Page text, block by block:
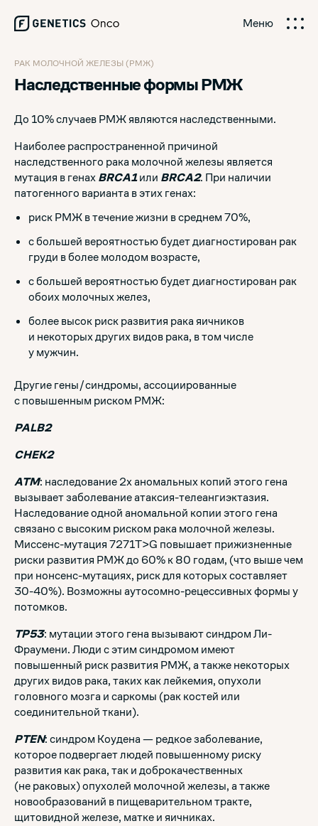
Меню
РАК МОЛОЧНОЙ ЖЕЛЕЗЫ (РМЖ)
Наследственные формы РМЖ
До 10% случаев РМЖ являются наследственными.
Наиболее распространенной причиной
наследственного рака молочной железы является
мутация в генахBRCA1или BRCA2. При наличии
патогенного варианта в этих генах:
риск РМЖ в течение жизни в среднем 70%,
с большей вероятностью будет диагностирован рак
груди в более молодом возрасте,
с большей вероятностью будет диагностирован рак
обоих молочных желез,
более высок риск развития рака яичников
и некоторых других видов рака, в том числе
у мужчин.
Другие гены/синдромы, ассоциированные
с повышенным риском РМЖ:
PALB2
CHEK2
ATM: наследование 2х аномальных копий этого гена
вызывает заболевание атаксия-телеангиэктазия.
Наследование одной аномальной копии этого гена
связано с высоким риском рака молочной железы.
Миссенс-мутация 7271T>G повышает прижизненные
риски развития РМЖ до 60% к 80 годам, (что выше чем
при нонсенс-мутациях, риск для которых составляет
30-40%). Возможны аутосомно-рецессивных формы у
потомков.
TP53: мутации этого гена вызывают синдром Ли-
Фраумени. Люди с этим синдромом имеют
повышенный риск развития РМЖ, а также некоторых
других видов рака, таких как лейкемия, опухоли
головного мозга и саркомы (рак костей или
соединительной ткани).
PTEN: синдром Коудена — редкое заболевание,
которое подвергает людей повышенному риску
развития как рака, так и доброкачественных
(не раковых) опухолей молочной железы, а также
новообразований в пищеварительном тракте,
щитовидной железе, матке и яичниках.